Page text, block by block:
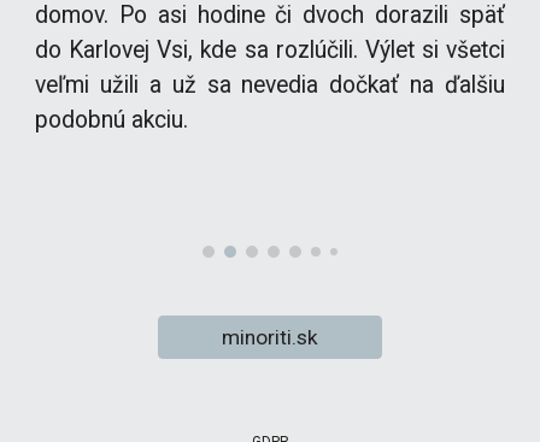
domov. Po asi hodine či dvoch dorazili späť
do Karlovej Vsi, kde sa rozlúčili. Výlet si všetci
veľmi užili a už sa nevedia dočkať na ďalšiu
podobnú akciu.
minoriti.sk